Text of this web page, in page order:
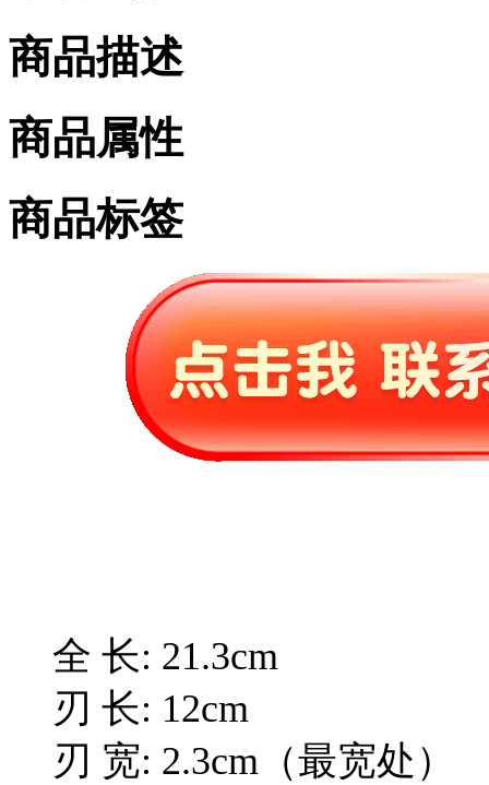
商品描述
商品属性
商品标签
全 长: 21.3cm
刃 长: 12cm
刃 宽: 2.3cm（最宽处）